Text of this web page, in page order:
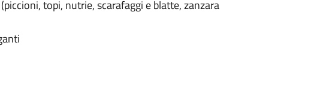
topi, nutrie, scarafaggi e blatte, zanzara